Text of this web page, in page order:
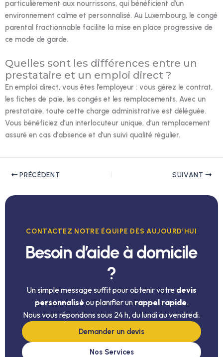
particulièrement aux nourrissons, qui bénéficient d’un
environnement calme et personnalisé. Au Luxembourg, le congé
parental fractionnable facilite la mise en place progressive de
ce mode de garde.
Quelles sont les différences entre un
prestataire et un emploi direct ?
En emploi direct, vous êtes l’employeur : vous gérez le contrat,
les fiches de paie, les congés et les remplacements. Avec un
prestataire, toute cette charge administrative est déléguée.
Vous bénéficiez d’un interlocuteur unique, d’un remplacement
assuré en cas d’absence et d’un suivi qualité régulier.
PRÉCÉDENT SUIVANT
CONTACTEZ NOTRE ÉQUIPE DÈS AUJOURD’HUI
Besoin d’aide à domicile
?
Un simple message suffit pour obtenir votre devis
personnalisé ou planifier un rappel rapide.
Nous vous répondons sous 24 h, du lundi au vendredi.
Demander un devis
Nos Services